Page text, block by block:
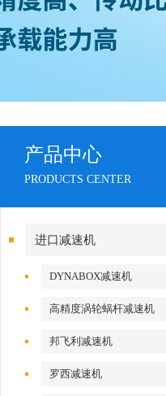
产品中心
PRODUCTS CENTER
进口减速机
DYNABOX减速机
高精度涡轮蜗杆减速机
邦飞利减速机
罗西减速机